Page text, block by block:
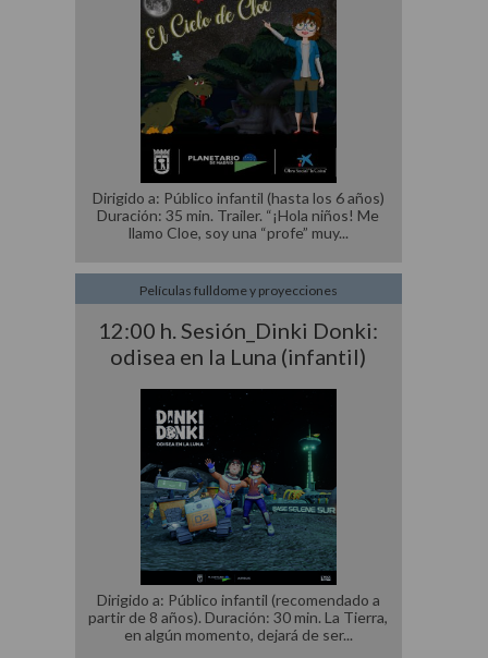
Dirigido a: Público infantil (hasta los 6 años)
Duración: 35 min. Trailer. “¡Hola niños! Me
llamo Cloe, soy una “profe” muy
12:00 h. Sesión_Dinki Donki:
odisea en la Luna (infantil)
Películas fulldome y proyecciones
Dirigido a: Público infantil (recomendado a
partir de 8 años). Duración: 30 min. La Tierra,
en algún momento, dejará de ser